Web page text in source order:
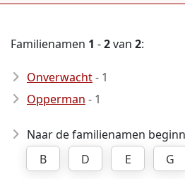
Familienamen 1 -2van 2:
Onverwacht- 1
Opperman - 1
Naar de familienamen
B
D E G